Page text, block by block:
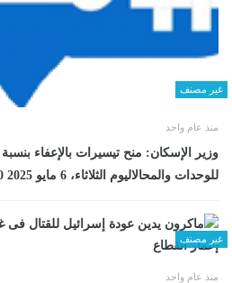
غير مصنف
منذ عام واحد
للوحدات والمحالاليوم الثلاثاء، 6 مايو 2025 05:10 مـ
غير مصنف
منذ عام واحد